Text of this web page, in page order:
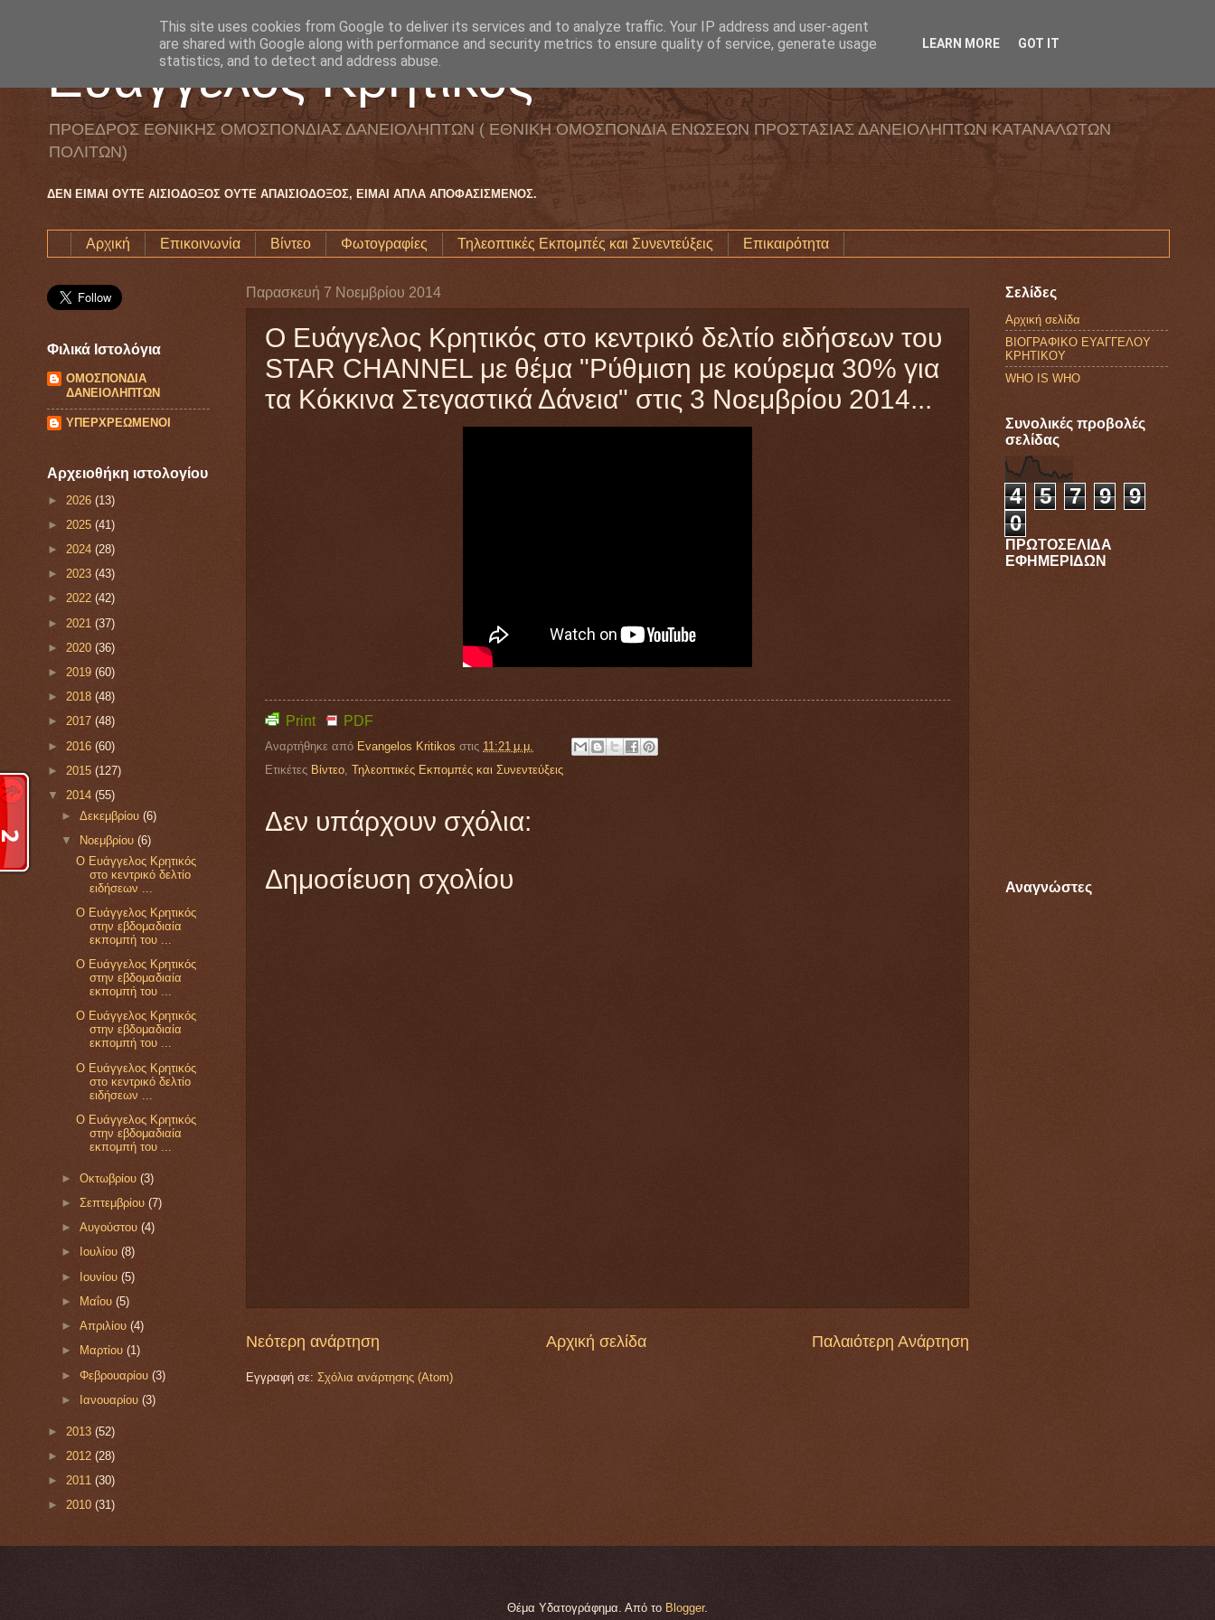
Ευάγγελος Κρητικός
ΠΡΟΕΔΡΟΣ ΕΘΝΙΚΗΣ ΟΜΟΣΠΟΝΔΙΑΣ ΔΑΝΕΙΟΛΗΠΤΩΝ ( ΕΘΝΙΚΗ ΟΜΟΣΠΟΝΔΙΑ ΕΝΩΣΕΩΝ ΠΡΟΣΤΑΣΙΑΣ ΔΑΝΕΙΟΛΗΠΤΩΝ ΚΑΤΑΝΑΛΩΤΩΝ
ΠΟΛΙΤΩΝ)
ΔΕΝ ΕΙΜΑΙ ΟΥΤΕ ΑΙΣΙΟΔΟΞΟΣ ΟΥΤΕ ΑΠΑΙΣΙΟΔΟΞΟΣ, ΕΙΜΑΙ ΑΠΛΑ ΑΠΟΦΑΣΙΣΜΕΝΟΣ.
Αρχική Επικοινωνία Βίντεο Φωτογραφίες Τηλεοπτικές Εκπομπές και Συνεντεύξεις Επικαιρότητα
Παρασκευή 7 Νοεμβρίου 2014
Ο Ευάγγελος Κρητικός στο κεντρικό δελτίο ειδήσεων του
STAR CHANNEL με θέμα "Ρύθμιση με κούρεμα 30% για
τα Κόκκινα Στεγαστικά Δάνεια" στις 3 Νοεμβρίου 2014...
Print PDF
Αναρτήθηκε από Evangelos Kritikos στις 11:21 μ.μ.
Ετικέτες Βίντεο, Τηλεοπτικές Εκπομπές και Συνεντεύξεις
Δεν υπάρχουν σχόλια:
Δημοσίευση σχολίου
Νεότερη ανάρτηση Παλαιότερη Ανάρτηση
Αρχική σελίδα
Εγγραφή σε: Σχόλια ανάρτησης (Atom)
Φιλικά Ιστολόγια
ΟΜΟΣΠΟΝΔΙΑ
ΔΑΝΕΙΟΛΗΠΤΩΝ
ΥΠΕΡΧΡΕΩΜΕΝΟΙ
Αρχειοθήκη ιστολογίου
► 2026 (13)
► 2025 (41)
► 2024 (28)
► 2023 (43)
► 2022 (42)
► 2021 (37)
► 2020 (36)
► 2019 (60)
► 2018 (48)
► 2017 (48)
► 2016 (60)
► 2015 (127)
▼ 2014 (55)
►Δεκεμβρίου(6)
▼
Νοεμβρίου(6)
Ο Ευάγγελος Κρητικός
στο κεντρικό δελτίο
ειδήσεων ...
Ο Ευάγγελος Κρητικός
στην εβδομαδιαία
εκπομπή του ...
Ο Ευάγγελος Κρητικός
στην εβδομαδιαία
εκπομπή του ...
Ο Ευάγγελος Κρητικός
στην εβδομαδιαία
εκπομπή του ...
Ο Ευάγγελος Κρητικός
στο κεντρικό δελτίο
ειδήσεων ...
Ο Ευάγγελος Κρητικός
στην εβδομαδιαία
εκπομπή του ...
►Οκτωβρίου(3)
►Σεπτεμβρίου(7)
►Αυγούστου(4)
►
Ιουλίου(8)
► Ιουνίου(5)
►
Μαΐου(5)
►Απριλίου(4)
►
Μαρτίου(1)
►Φεβρουαρίου(3)
►
Ιανουαρίου(3)
► 2013 (52)
► 2012 (28)
► 2011 (30)
► 2010 (31)
Σελίδες
Αρχική σελίδα
ΒΙΟΓΡΑΦΙΚΟ ΕΥΑΓΓΕΛΟΥ
ΚΡΗΤΙΚΟΥ
WHO IS WHO
Συνολικές προβολές
σελίδας
4 5 7 9
9
0
ΠΡΩΤΟΣΕΛΙΔΑ
ΕΦΗΜΕΡΙΔΩΝ
Αναγνώστες
Θέμα Υδατογράφημα. Από το Blogger.
This site uses cookies from Google to deliver its services and to analyze traffic. Your IP address and user-agent
are shared with Google along with performance and security metrics to ensure quality of service, generate usage
statistics, and to detect and address abuse.
LEARN MORE GOT IT